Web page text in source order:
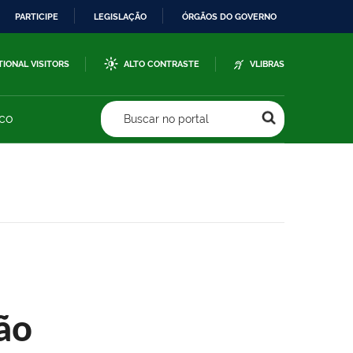
PARTICIPE LEGISLAÇÃO ÓRGÃOS DO GOVERNO
VISITORS ALTO CONTRASTE VLIBRAS
Buscar no portal